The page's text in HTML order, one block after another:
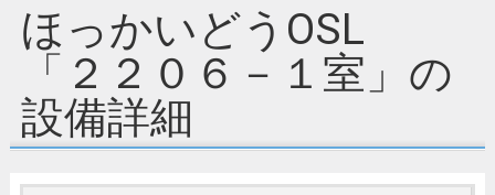
ほっかいどうOSL
「２２０６－１室」の
設備詳細